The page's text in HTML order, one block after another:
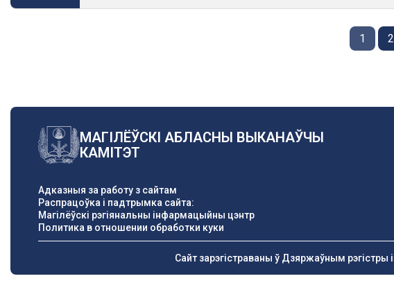
1 2
МАГІЛЁЎСКІ АБЛАСНЫ ВЫКАНАЎЧЫ
КАМІТЭТ
Адказныя за работу з сайтам
Распрацоўка і падтрымка сайта:
Магілёўскі рэгіянальны інфармацыйны цэнтр
Политика в отношении обработки куки
Сайт зарэгістраваны ў Дзяржаўным